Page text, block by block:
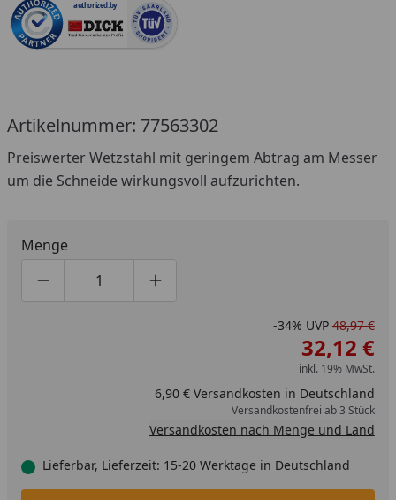
authorized.by
Artikelnummer: 77563302
Preiswerter Wetzstahl mit geringem Abtrag am Messer
um die Schneide wirkungsvoll aufzurichten.
Menge
Produktmenge um eins verringern
Produktmenge manuell eingeben
Produktmenge um eins erhöhen
-34% UVP 48,97 €
32,12 €
inkl. 19% MwSt.
6,90 € Versandkosten in Deutschland
Versandkostenfrei ab 3 Stück
Versandkosten nach Menge und Land
Lieferbar, Lieferzeit: 15-20 Werktage in Deutschland